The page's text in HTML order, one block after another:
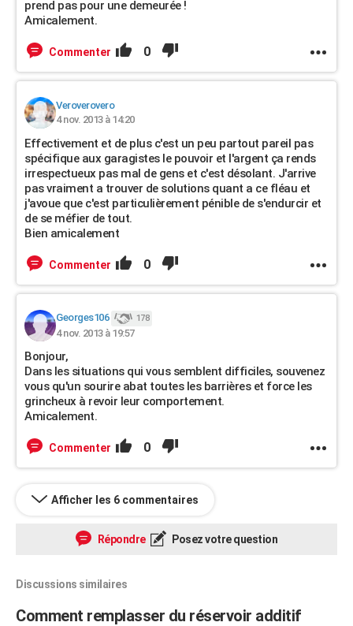
prend pas pour une demeurée !
Amicalement.
Commenter 0
Veroverovero
4 nov. 2013 à 14:20
Effectivement et de plus c'est un peu partout pareil pas
spécifique aux garagistes le pouvoir et l'argent ça rends
irrespectueux pas mal de gens et c'est désolant. J'arrive
pas vraiment a trouver de solutions quant a ce fléau et
j'avoue que c'est particulièrement pénible de s'endurcir et
de se méfier de tout.
Bien amicalement
Commenter 0
Georges106 178
4 nov. 2013 à 19:57
Bonjour,
Dans les situations qui vous semblent difficiles, souvenez
vous qu'un sourire abat toutes les barrières et force les
grincheux à revoir leur comportement.
Amicalement.
Commenter 0
Afficher les 6 commentaires
Répondre Posez votre question
Discussions similaires
Comment remplasser du réservoir additif